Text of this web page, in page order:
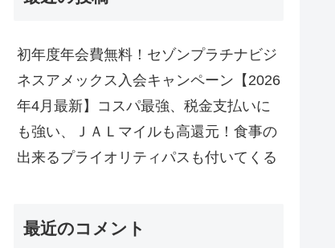
初年度年会費無料！セゾンプラチナビジ
ネスアメックス入会キャンペーン【2026
年4月最新】コスパ最強、税金支払いに
も強い、ＪＡＬマイルも高還元！食事の
出来るプライオリティパスも付いてくる
最近のコメント